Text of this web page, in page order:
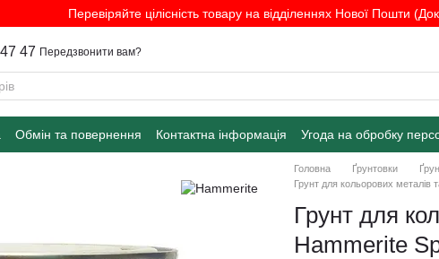
Перевіряйте цілісність товару на відділеннях Нової Пошти
47 Передзвонити вам?
Обмін та повернення Контактна інформація Угода на обробку
Головна Ґрунтовки
Грунт для кольорових металів
Грунт для
Hammerite